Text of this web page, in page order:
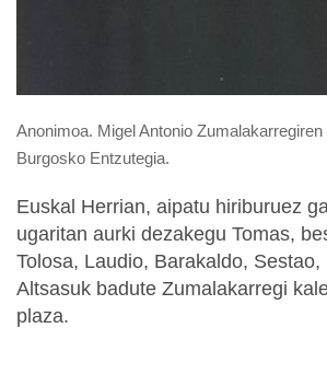
Anonimoa. Migel Antonio Zumalakarregiren
Burgosko Entzutegia.
Euskal Herrian, aipatu hiriburuez
ugaritan aurki dezakegu Tomas,
Tolosa, Laudio, Barakaldo, Sestao,
Altsasuk badute Zumalakarregi
plaza.